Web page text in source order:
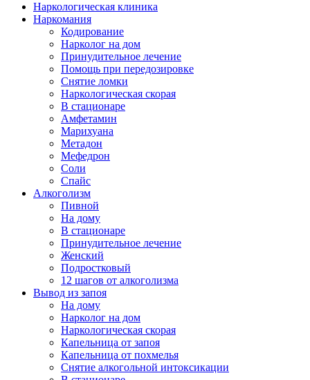
Наркологическая клиника
Наркомания
Кодирование
Нарколог на дом
Принудительное лечение
Помощь при передозировке
Снятие ломки
Наркологическая скорая
В стационаре
Амфетамин
Марихуана
Метадон
Мефедрон
Соли
Спайс
Алкоголизм
Пивной
На дому
В стационаре
Принудительное лечение
Женский
Подростковый
12 шагов от алкоголизма
Вывод из запоя
На дому
Нарколог на дом
Наркологическая скорая
Капельница от запоя
Капельница от похмелья
Снятие алкогольной интоксикации